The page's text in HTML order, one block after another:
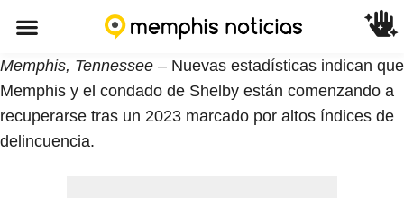
Memphis, Tennessee – Nuevas estadísticas indican que
Memphis y el condado de Shelby están comenzando a
recuperarse tras un 2023 marcado por altos índices de
delincuencia.